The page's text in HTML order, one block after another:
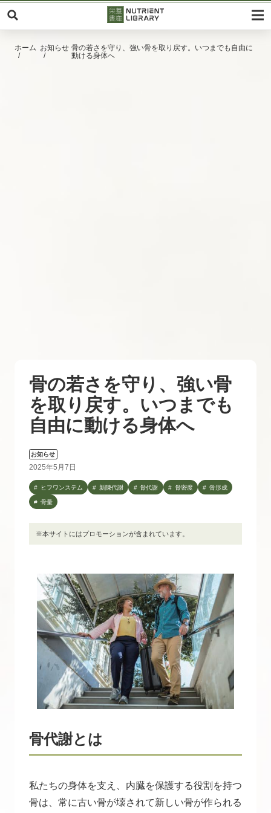
ホーム お知らせ 骨の若さを守り、強い骨を取り戻す。いつまでも自由に
動ける身体へ
骨の若さを守り、強い骨
を取り戻す。いつまでも
自由に動ける身体へ
お知らせ
2025年5月7日
ヒフワンステム 新陳代謝 骨代謝 骨密度 骨形成
骨量
※本サイトにはプロモーションが含まれています。
骨代謝とは
私たちの身体を支え、内臓を保護する役割を持つ
骨は、常に古い骨が壊されて新しい骨が作られる